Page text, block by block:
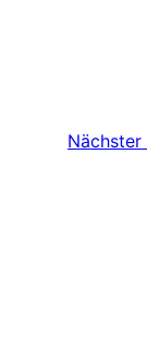
Nächster